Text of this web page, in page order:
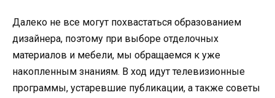
Далеко не все могут похвастаться образованием
дизайнера, поэтому при выборе отделочных
материалов и мебели, мы обращаемся к уже
накопленным знаниям. В ход идут телевизионные
программы, устаревшие публикации, а также советы